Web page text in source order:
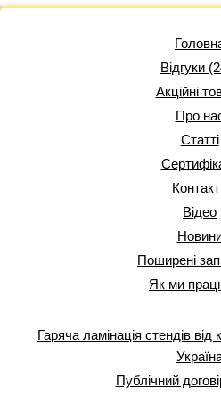
Відгуки
Акційні
Про
Статті
Відео
Поширені
Як ми
Гаряча ламінація стендів
Публічний